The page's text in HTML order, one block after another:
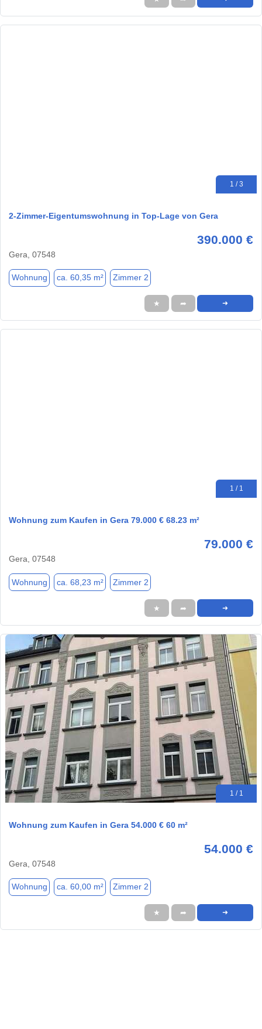
1 / 3
2-Zimmer-Eigentumswohnung in Top-Lage von Gera
390.000 €
Gera, 07548
Wohnung ca. 60,35 m² Zimmer 2
★ ➦ ➜
1 / 1
Wohnung zum Kaufen in Gera 79.000 € 68.23 m²
79.000 €
Gera, 07548
Wohnung ca. 68,23 m² Zimmer 2
★ ➦ ➜
1 / 1
Wohnung zum Kaufen in Gera 54.000 € 60 m²
54.000 €
Gera, 07548
Wohnung ca. 60,00 m² Zimmer 2
★ ➦ ➜